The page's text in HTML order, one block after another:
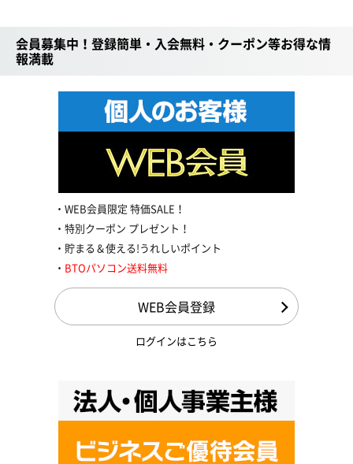
会員募集中！登録簡単・入会無料・クーポン等お得な情
報満載
WEB会員限定 特価SALE！
特別クーポン プレゼント！
貯まる＆使える!うれしいポイント
BTOパソコン送料無料
WEB会員登録
ログインはこちら